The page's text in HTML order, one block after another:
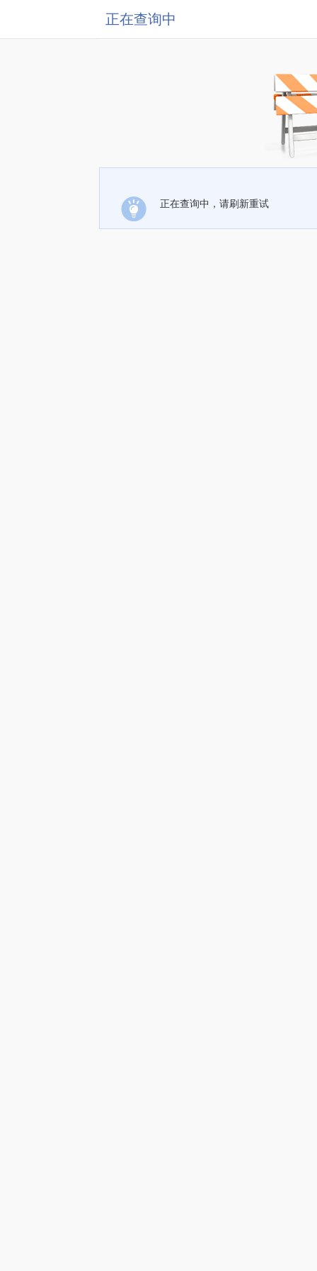
正在查询中
正在查询中，请刷新重试